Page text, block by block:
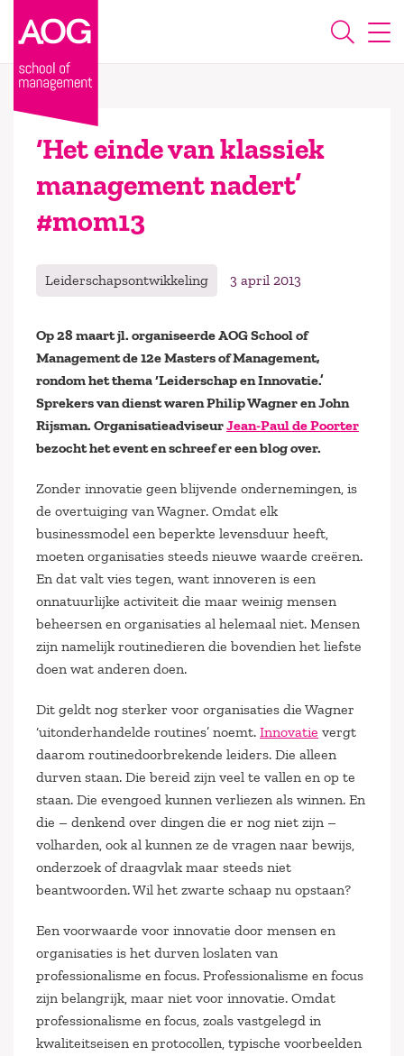
‘Het einde van klassiek
management nadert’
#mom13
Leiderschapsontwikkeling 3 april 2013
Op 28 maart jl. organiseerde AOG School of
Management de 12eMasters of Management,
rondom het thema ‘Leiderschap en Innovatie.’
Sprekers van dienst waren Philip Wagner en John
Rijsman. OrganisatieadviseurJean-Paul de Poorter
bezocht het event en schreef er een blog over.
Zonder innovatie geen blijvende ondernemingen, is
de overtuiging van Wagner. Omdat elk
businessmodel een beperkte levensduur heeft,
moeten organisaties steeds nieuwe waarde creëren.
En dat valt vies tegen, want innoveren is een
onnatuurlijke activiteit die maar weinig mensen
beheersen en organisaties al helemaal niet. Mensen
zijn namelijk routinedieren die bovendien het liefste
doen wat anderen doen.
Dit geldt nog sterker voor organisaties die Wagner
‘uitonderhandelde routines’ noemt. Innovatie vergt
daarom routine­door­brekende leiders. Die alleen
durven staan. Die bereid zijn veel te vallen en op te
staan. Die evengoed kunnen verliezen als winnen. En
die – denkend over dingen die er nog niet zijn –
volharden, ook al kunnen ze de vragen naar bewijs,
onderzoek of draagvlak maar steeds niet
beantwoorden. Wil het zwarte schaap nu opstaan?
Een voorwaarde voor innovatie door mensen en
organisaties is het durven loslaten van
professionalisme en focus. Professionalisme en focus
zijn belangrijk, maar niet voor innovatie. Omdat
professionalisme en focus, zoals vastgelegd in
kwaliteitseisen en protocollen, typische voorbeelden